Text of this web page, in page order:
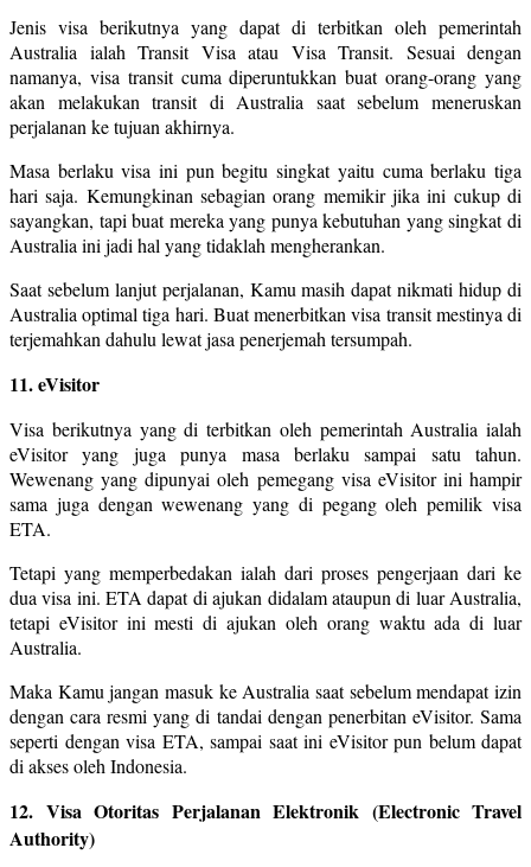
Jenis visa berikutnya yang dapat di terbitkan oleh pemerintah
Australia ialah Transit Visa atau Visa Transit. Sesuai dengan
namanya, visa transit cuma diperuntukkan buat orang-orang yang
akan melakukan transit di Australia saat sebelum meneruskan
perjalanan ke tujuan akhirnya.
Masa berlaku visa ini pun begitu singkat yaitu cuma berlaku tiga
hari saja. Kemungkinan sebagian orang memikir jika ini cukup di
sayangkan, tapi buat mereka yang punya kebutuhan yang singkat di
Australia ini jadi hal yang tidaklah mengherankan.
Saat sebelum lanjut perjalanan, Kamu masih dapat nikmati hidup di
Australia optimal tiga hari. Buat menerbitkan visa transit mestinya di
terjemahkan dahulu lewat jasa penerjemah tersumpah.
11. eVisitor
Visa berikutnya yang di terbitkan oleh pemerintah Australia ialah
eVisitor yang juga punya masa berlaku sampai satu tahun.
Wewenang yang dipunyai oleh pemegang visa eVisitor ini hampir
sama juga dengan wewenang yang di pegang oleh pemilik visa
ETA.
Tetapi yang memperbedakan ialah dari proses pengerjaan dari ke
dua visa ini. ETA dapat di ajukan didalam ataupun di luar Australia,
tetapi eVisitor ini mesti di ajukan oleh orang waktu ada di luar
Australia.
Maka Kamu jangan masuk ke Australia saat sebelum mendapat izin
dengan cara resmi yang di tandai dengan penerbitan eVisitor. Sama
seperti dengan visa ETA, sampai saat ini eVisitor pun belum dapat
di akses oleh Indonesia.
12. Visa Otoritas Perjalanan Elektronik (Electronic Travel
Authority)